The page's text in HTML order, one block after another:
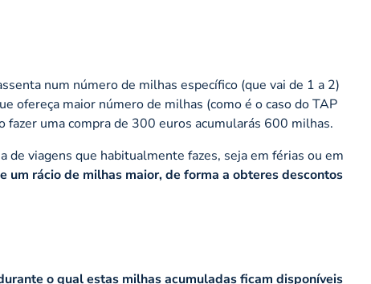
num número de milhas específico (que vai de 1 a 2)
ofereça maior número de milhas (como é o caso do TAP
uma compra de 300 euros acumularás 600 milhas.
de viagens que habitualmente fazes, seja em férias ou em
rácio de milhas maior, de forma a obteres descontos
o qual estas milhas acumuladas ficam disponíveis